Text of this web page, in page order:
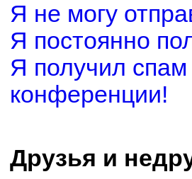
Я не могу
Я постоянно
Я получил спам
конференции!
Друзья и